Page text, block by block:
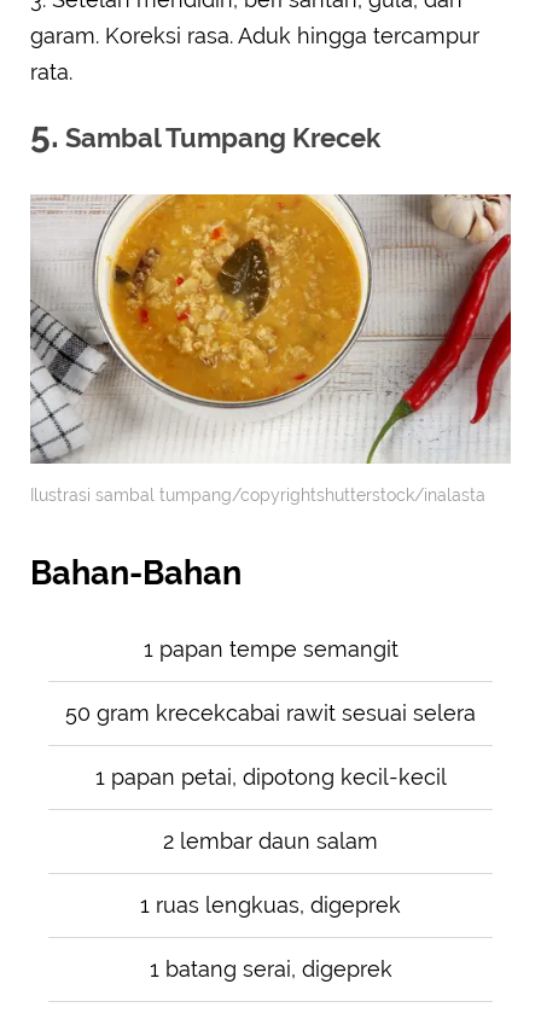
garam. Koreksi rasa. Aduk hingga tercampur
rata.
5. Sambal Tumpang Krecek
Ilustrasi sambal tumpang/copyrightshutterstock/inalasta
Bahan-Bahan
1 papan tempe semangit
50 gram krecekcabai rawit sesuai selera
1 papan petai, dipotong kecil-kecil
2 lembar daun salam
1 ruas lengkuas, digeprek
1 batang serai, digeprek